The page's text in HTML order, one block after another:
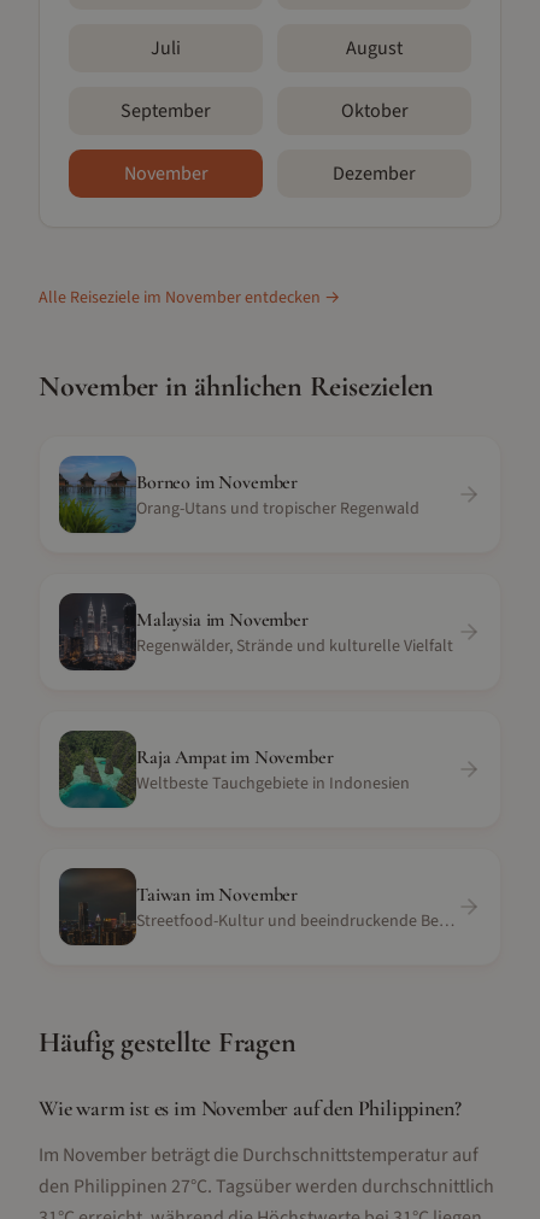
Juli August
September Oktober
November Dezember
Alle Reiseziele im Novemberentdecken →
November in ähnlichen Reisezielen
Borneo im November
Orang-Utans und tropischer Regenwald
Malaysia im November
Regenwälder, Strände und kulturelle Vielfalt
Raja Ampatim November
Weltbeste Tauchgebiete in Indonesien
Taiwan im November
Streetfood-Kultur und beeindruckende Berglandschaft
Häufig gestellte Fragen
Wie warm ist es im November auf den Philippinen?
Im November beträgt die Durchschnittstemperatur auf
den Philippinen 27°C. Tagsüber werden durchschnittlich